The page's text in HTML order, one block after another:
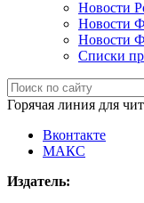
Новости
Новости
Новости
Списки
Горячая линия для
Вконтакте
МАКС
Издатель: